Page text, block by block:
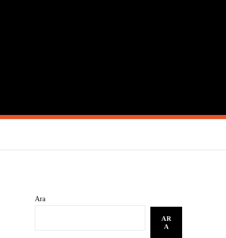
Ara
AR
A